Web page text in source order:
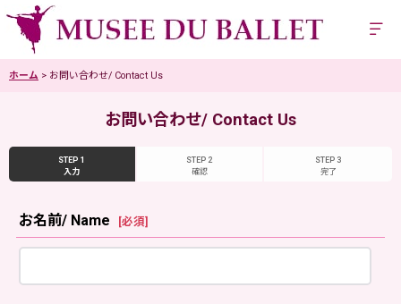
ホーム > お問い合わせ/ Contact Us
お問い合わせ/ Contact Us
STEP 1
入力
STEP 2
確認
STEP 3
完了
お名前/ Name [必須]